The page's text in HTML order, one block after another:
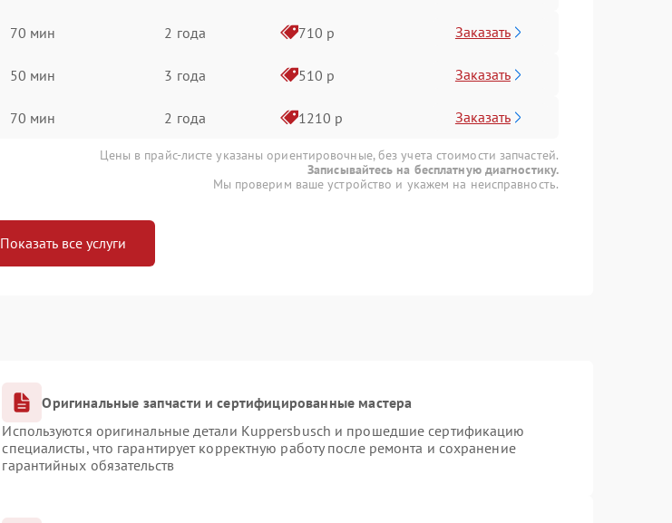
70 мин 2 года 710 р Заказать
50 мин 3 года 510 р Заказать
70 мин 2 года 1210 р Заказать
Цены в прайс-листе указаны ориентировочные, без учета стоимости запчастей.
Записывайтесь на бесплатную диагностику.
Мы проверим ваше устройство и укажем на неисправность.
Показать все услуги
Оригинальные запчасти и сертифицированные мастера
Используются оригинальные детали Kuppersbusch и прошедшие сертификацию
специалисты, что гарантирует корректную работу после ремонта и сохранение
гарантийных обязательств